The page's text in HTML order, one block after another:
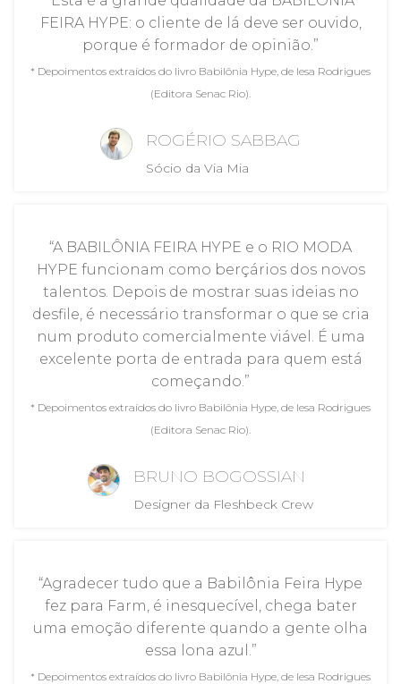
FEIRA HYPE: o cliente de lá deve ser ouvido,
porque é formador de opinião.”
* Depoimentos extraídos do livro Babilônia Hype, de Iesa Rodrigues
(Editora Senac Rio).
ROGÉRIO SABBAG
Sócio da Via Mia
“A BABILÔNIA FEIRA HYPE e o RIO MODA
HYPE funcionam como berçários dos novos
talentos. Depois de mostrar suas ideias no
desfile, é necessário transformar o que se cria
num produto comercialmente viável. É uma
excelente porta de entrada para quem está
começando.”
* Depoimentos extraídos do livro Babilônia Hype, de Iesa Rodrigues
(Editora Senac Rio).
BRUNO BOGOSSIAN
Designer da Fleshbeck Crew
“Agradecer tudo que a Babilônia Feira Hype
fez para Farm, é inesquecível, chega bater
uma emoção diferente quando a gente olha
essa lona azul.”
* Depoimentos extraídos do livro Babilônia Hype, de Iesa Rodrigues